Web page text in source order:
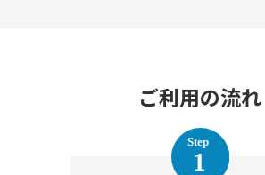
ご利用の流れ